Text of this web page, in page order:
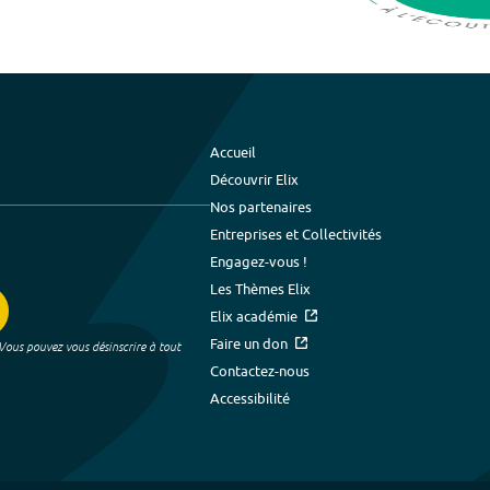
pouvez vous désinscrire à tout
Accueil
Découvrir Elix
Nos partenaires
Entreprises et Collectivités
Engagez-vous !
Les Thèmes Elix
Elix académie
Faire un don
Contactez-nous
Accessibilité